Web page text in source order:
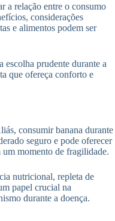
a relação entre o consumo
considerações
e alimentos podem ser
escolha prudente durante a
que ofereça conforto e
consumir banana durante
seguro e pode oferecer
momento de fragilidade.
nutricional, repleta de
papel crucial na
durante a doença.